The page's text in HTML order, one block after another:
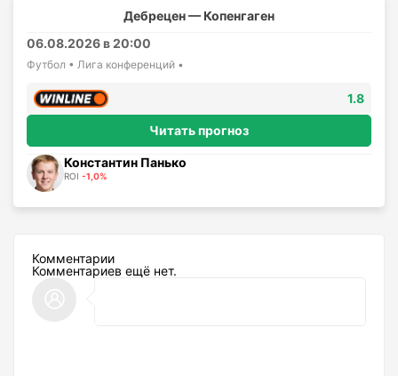
Дебрецен — Копенгаген
06.08.2026 в 20:00
Футбол • Лига конференций •
1.8
Читать прогноз
Константин Панько
ROI -1,0%
Комментарии
Комментариев ещё нет.